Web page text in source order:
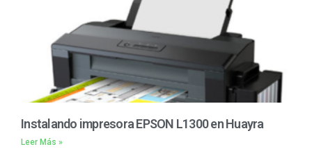
Instalando impresora EPSON L1300 en Huayra
Leer Más »